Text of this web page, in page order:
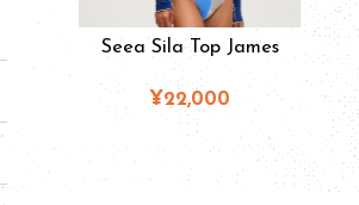
Seea Sila Top James
¥22,000